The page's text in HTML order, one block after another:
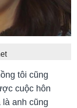
tôi cũng
cuộc hôn
là anh cũng